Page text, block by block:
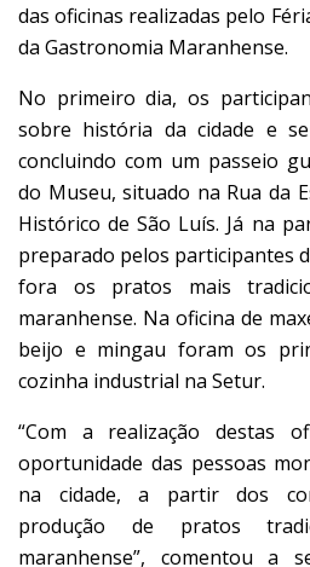
das oficinas realizadas pelo
da Gastronomia Maranhense.
No primeiro dia, os
sobre história da cidade e
concluindo com um passeio
do Museu, situado na Rua da
Histórico de São Luís. Já na
preparado pelos participantes
fora os pratos mais
maranhense. Na oficina de
beijo e mingau foram os
cozinha industrial na Setur.
“Com a realização destas
oportunidade das pessoas
na cidade, a partir dos
produção de pratos
maranhense”, comentou a